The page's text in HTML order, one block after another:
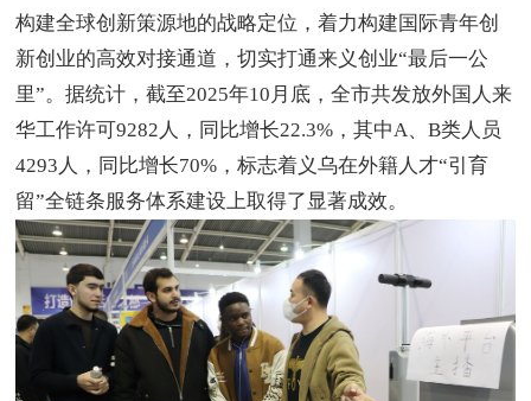
构建全球创新策源地的战略定位，着力构建国际青年创
新创业的高效对接通道，切实打通来义创业“最后一公
里”。据统计，截至2025年10月底，全市共发放外国人来
华工作许可9282人，同比增长22.3%，其中A、B类人员
4293人，同比增长70%，标志着义乌在外籍人才“引育
留”全链条服务体系建设上取得了显著成效。